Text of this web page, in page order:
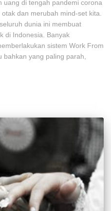
uang di tengah pandemi corona
dan merubah mind-set kita.
dunia ini membuat
di Indonesia. Banyak
sistem Work From
yang paling parah,